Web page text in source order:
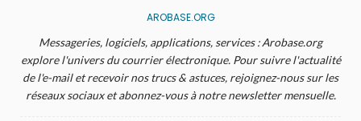
AROBASE.ORG
Messageries, logiciels, applications, services : Arobase.org
explore l'univers du courrier électronique. Pour suivre l'actualité
de l'e-mail et recevoir nos trucs & astuces, rejoignez-nous sur les
réseaux sociaux et abonnez-vous à notre newsletter mensuelle.